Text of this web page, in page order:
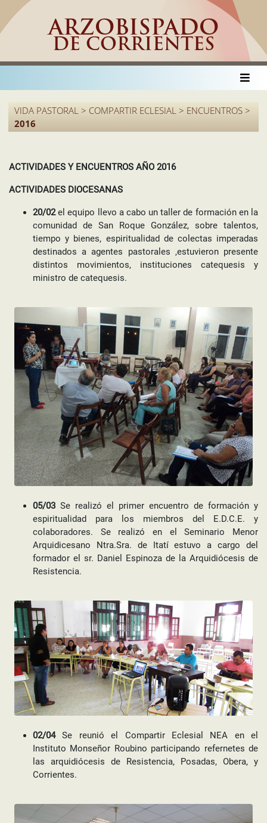
ARZOBISPADO
DE CORRIENTES
VIDA PASTORAL > COMPARTIR ECLESIAL > ENCUENTROS >
2016
ACTIVIDADES Y ENCUENTROS AÑO 2016
ACTIVIDADES DIOCESANAS
20/02el equipo llevo a cabo un taller de formación en la
comunidad de San Roque González, sobre talentos,
tiempo y bienes, espiritualidad de colectas imperadas
destinados a agentes pastorales ,estuvieron presente
distintos movimientos, instituciones catequesis y
ministro de catequesis.
05/03 Se realizó el primer encuentro de formación y
espiritualidad para los miembros del E.D.C.E. y
colaboradores. Se realizó en el Seminario Menor
Arquidicesano Ntra.Sra. de Itatí estuvo a cargo del
formador el sr. Daniel Espinoza de la Arquidiócesis de
Resistencia.
02/04Se reunió el Compartir Eclesial NEA en el
Instituto Monseñor Roubino participando refernetes de
las arquidiócesis de Resistencia, Posadas, Obera, y
Corrientes.